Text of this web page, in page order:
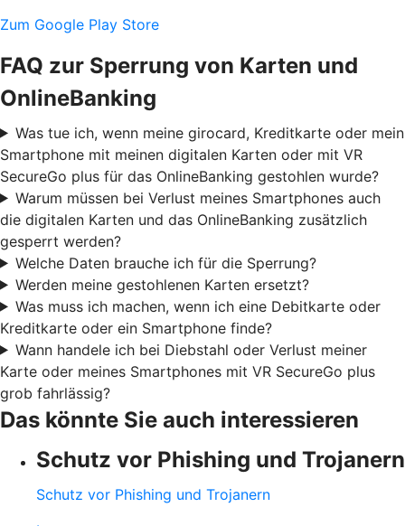
Zum Google Play Store
FAQ zur Sperrung von Karten und
OnlineBanking
Was tue ich, wenn meine girocard, Kreditkarte oder mein
Smartphone mit meinen digitalen Karten oder mit VR
SecureGo plus für das OnlineBanking gestohlen wurde?
Warum müssen bei Verlust meines Smartphones auch
die digitalen Karten und das OnlineBanking zusätzlich
gesperrt werden?
Welche Daten brauche ich für die Sperrung?
Werden meine gestohlenen Karten ersetzt?
Was muss ich machen, wenn ich eine Debitkarte oder
Kreditkarte oder ein Smartphone finde?
Wann handele ich bei Diebstahl oder Verlust meiner
Karte oder meines Smartphones mit VR SecureGo plus
grob fahrlässig?
Das könnte Sie auch interessieren
Schutz vor Phishing und Trojanern
Schutz vor Phishing und Trojanern